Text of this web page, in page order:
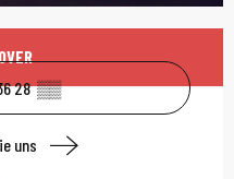
&
28▒▒
uns